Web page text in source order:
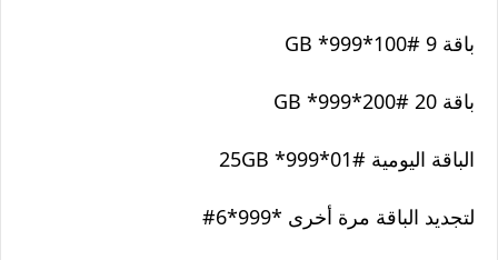
باقة 9 GB *999*100#
باقة 20 GB *999*200#
الباقة اليومية 25GB *999*01#
لتجديد الباقة مرة أخرى *999*6#